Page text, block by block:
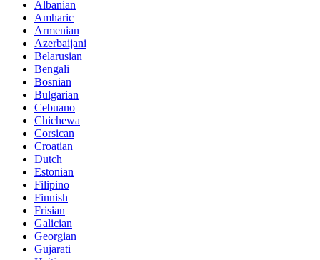
Albanian
Amharic
Armenian
Azerbaijani
Belarusian
Bengali
Bosnian
Bulgarian
Cebuano
Chichewa
Corsican
Croatian
Dutch
Estonian
Filipino
Finnish
Frisian
Galician
Georgian
Gujarati